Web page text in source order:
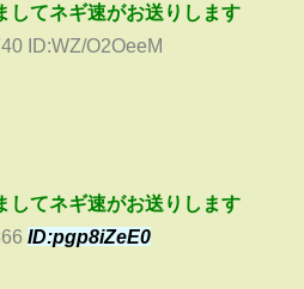
してネギ速がお送りします
ID:WZ/O2OeeM
してネギ速がお送りします
ID:pgp8iZeE0